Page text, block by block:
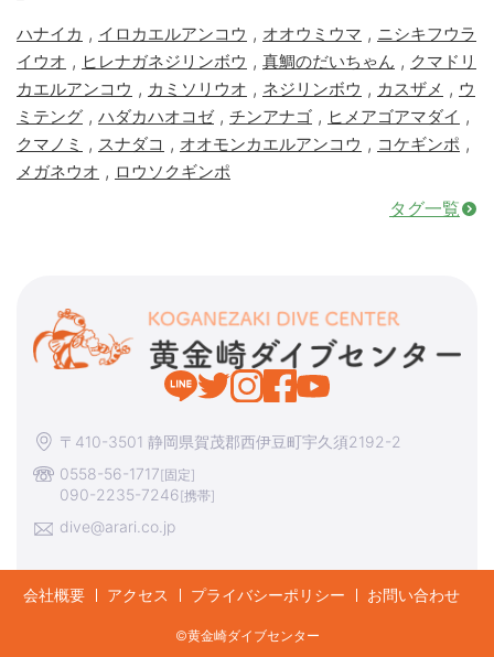
ハナイカ , イロカエルアンコウ , オオウミウマ , ニシキフウラ
イウオ , ヒレナガネジリンボウ , 真鯛のだいちゃん , クマドリ
カエルアンコウ , カミソリウオ , ネジリンボウ , カスザメ , ウ
ミテング , ハダカハオコゼ, チンアナゴ , ヒメアゴアマダイ ,
クマノミ , スナダコ , オオモンカエルアンコウ , コケギンポ ,
メガネウオ , ロウソクギンポ
タグ一覧
〒410-3501 静岡県賀茂郡西伊豆町宇久須2192-2
0558-56-1717[固定]
090-2235-7246[携帯]
dive@arari.co.jp
会社概要 アクセス プライバシーポリシー お問い合わせ
©︎黄金崎ダイブセンター